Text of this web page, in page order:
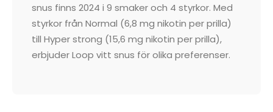
snus finns 2024 i 9 smaker och 4 styrkor. Med
styrkor från Normal (6,8 mg nikotin per prilla)
till Hyper strong (15,6 mg nikotin per prilla),
erbjuder Loop vitt snus för olika preferenser.